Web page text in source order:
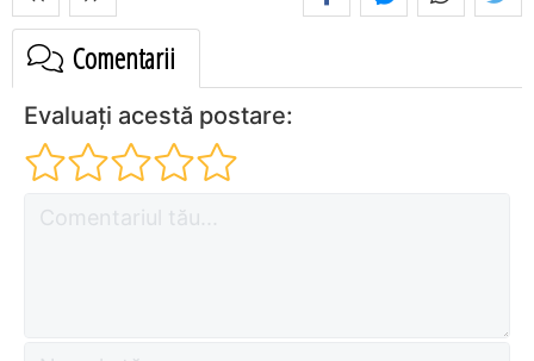
Comentarii
Evaluați acestă postare: